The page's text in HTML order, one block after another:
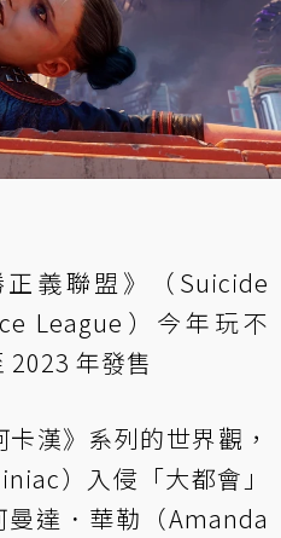
正義聯盟》（Suicide
League）今年玩不
2023 年發售
漢》系列的世界觀，
）入侵「大都會」
曼達．華勒（Amanda